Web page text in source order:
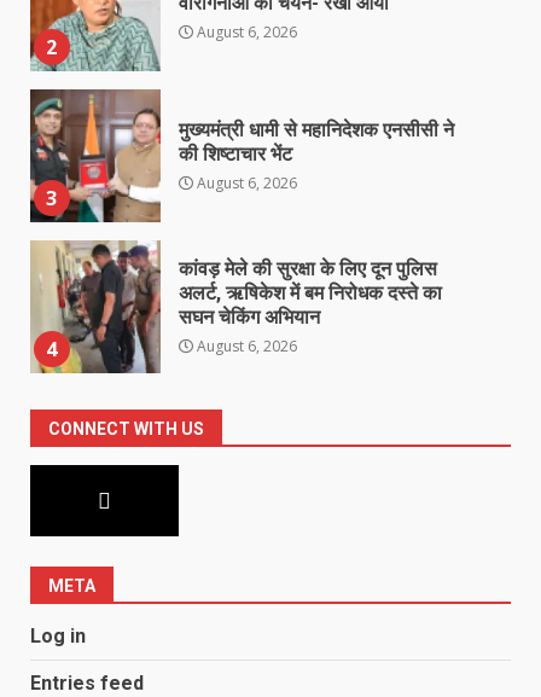
2
August 6, 2026
3
मुख्यमंत्री धामी से महानिदेशक एनसीसी ने
की शिष्टाचार भेंट
August 6, 2026
4
कांवड़ मेले की सुरक्षा के लिए दून पुलिस
अलर्ट, ऋषिकेश में बम निरोधक दस्ते का
सघन चेकिंग अभियान
August 6, 2026
झारखंड छात्र आंदोलन ने बढ़ाई सरकार
की मुश्किलें, छात्रों ने किया विधानसभा
घेराव का ऐलान
CONNECT WITH US
META
Log in
Entries feed